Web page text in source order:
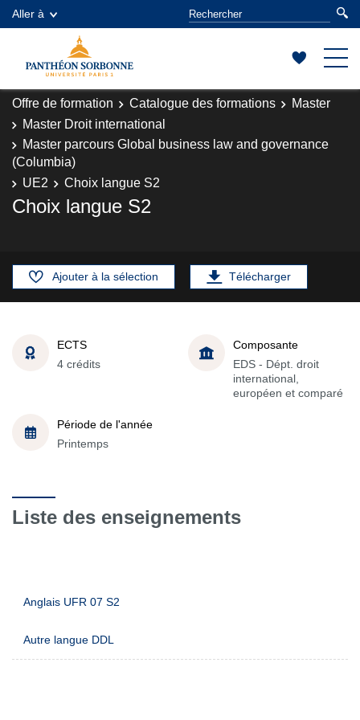
Aller à
Offre de formation Catalogue des formations
Master
Master Droit international
Master parcours Global business law and governance
(Columbia)
UE2
Choix langue S2
Choix langue S2
Ajouter à la sélection Télécharger
ECTS
4 crédits
Composante
EDS - Dépt. droit
international,
européen et comparé
Période de l'année
Printemps
Liste des enseignements
Anglais UFR 07 S2
Autre langue DDL